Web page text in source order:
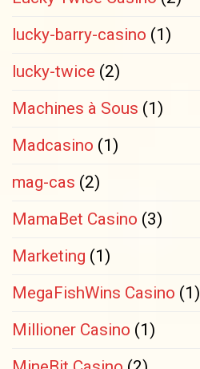
lucky-barry-casino (1)
lucky-twice (2)
Machines à Sous (1)
Madcasino (1)
mag-cas (2)
MamaBet Casino (3)
Marketing (1)
MegaFishWins Casino (1)
Millioner Casino (1)